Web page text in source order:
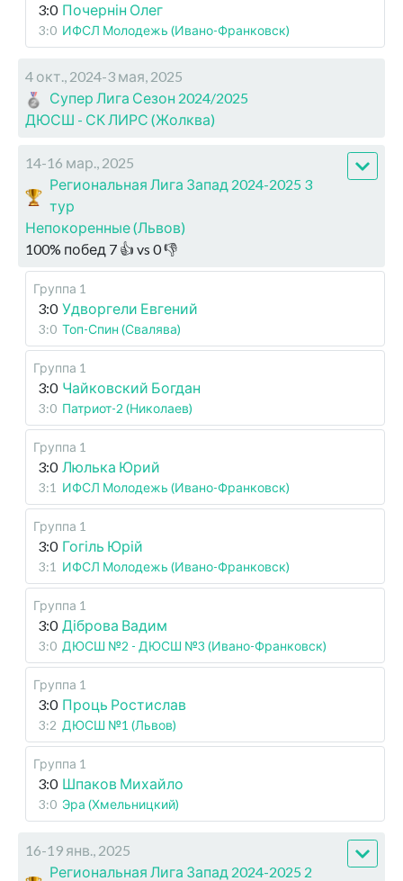
3:0 Почернін Олег
3:0 ИФСЛ Молодежь (Ивано-Франковск)
4 окт., 2024-3 мая, 2025
Супер Лига Сезон 2024/2025
ДЮСШ - СК ЛИРС (Жолква)
14-16 мар., 2025
Региональная Лига Запад 2024-2025 3
тур
Непокоренные (Львов)
100% побед 7 👍 vs 0👎
Группа 1
3:0 Удворгели Евгений
3:0 Топ-Спин (Свалява)
Группа 1
3:0 Чайковский Богдан
3:0 Патриот-2 (Николаев)
Группа 1
3:0 Люлька Юрий
3:1 ИФСЛ Молодежь (Ивано-Франковск)
Группа 1
3:0 Гогіль Юрій
3:1 ИФСЛ Молодежь (Ивано-Франковск)
Группа 1
3:0 Діброва Вадим
3:0 ДЮСШ №2 - ДЮСШ №3 (Ивано-Франковск)
Группа 1
3:0 Проць Ростислав
3:2 ДЮСШ №1 (Львов)
Группа 1
3:0 Шпаков Михайло
3:0 Эра (Хмельницкий)
16-19 янв., 2025
Региональная Лига Запад 2024-2025 2